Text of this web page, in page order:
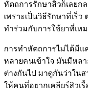
หัตถการรักษาสิวก็เลยก
เพราะเป็นวิธีรักษาที่เร็ว
ทำร่วมกับการใช้ยาที่เห
การทำหัตถการไม่ได้มีแ
หลายคนเข้าใจ มันมีหล
ต่างกันไป มาดูกันว่าใน
ให้คนที่อยากเคลียร์สิวเรื้